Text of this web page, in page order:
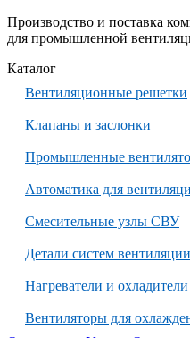
Производство и поставка
для промышленной
Каталог
Вентиляционные решетки
Клапаны и заслонки
Промышленные
Автоматика для
Смесительные узлы СВУ
Детали систем вентиляции
Нагреватели и охладители
Вентиляторы для